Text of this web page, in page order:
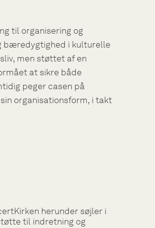
til organisering og
bæredygtighed i kulturelle
men støttet af en
at sikre både
peger casen på
organisationsform, i takt
herunder søjler i
til indretning og